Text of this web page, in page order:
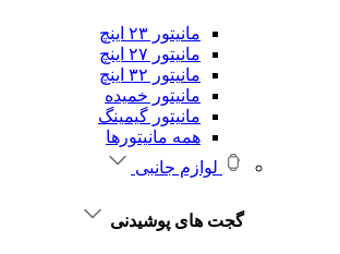
مانیتور ۲۳ اینچ
مانیتور ۲۷ اینچ
مانیتور ۳۲ اینچ
مانیتور خمیده
مانیتور گیمینگ
همه مانیتورها
لوازم جانبی
گجت های پوشیدنی